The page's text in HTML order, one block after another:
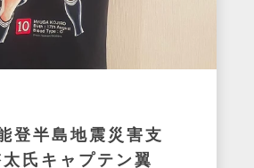
登半島地震災害支